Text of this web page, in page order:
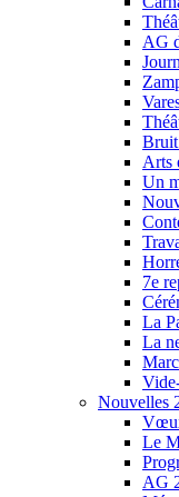
AG
Bruit
Arts
Un
7e
La
La
Nouvelles
Le
AG